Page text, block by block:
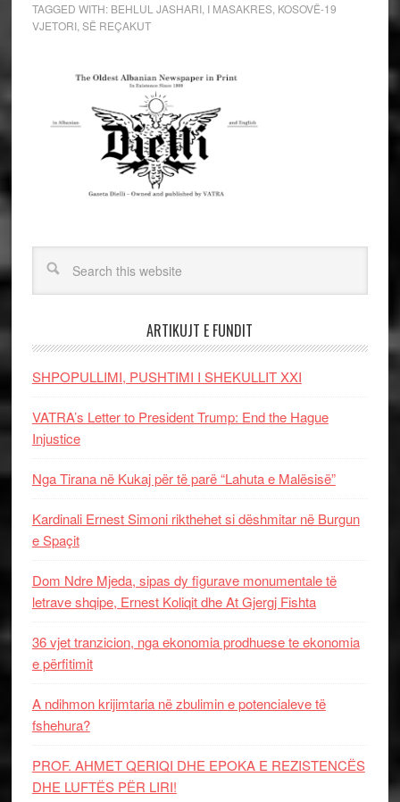
TAGGED WITH: BEHLUL JASHARI, I MASAKRES, KOSOVË-19
VJETORI, SË REÇAKUT
ARTIKUJT E FUNDIT
SHPOPULLIMI, PUSHTIMI I SHEKULLIT XXI
VATRA’s Letter to President Trump: End the Hague
Injustice
Nga Tirana në Kukaj për të parë “Lahuta e Malësisë”
Kardinali Ernest Simoni rikthehet si dëshmitar në Burgun
e Spaçit
Dom Ndre Mjeda, sipas dy figurave monumentale të
letrave shqipe, Ernest Koliqit dhe At Gjergj Fishta
36 vjet tranzicion, nga ekonomia prodhuese te ekonomia
e përfitimit
A ndihmon krijimtaria në zbulimin e potencialeve të
fshehura?
PROF. AHMET QERIQI DHE EPOKA E REZISTENCЁS
DHE LUFTЁS PЁR LIRI!